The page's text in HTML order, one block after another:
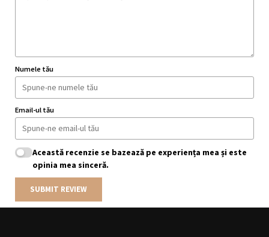
Numele tău
Email-ul tău
Această recenzie se bazează pe experiența mea și este
opinia mea sinceră.
SUBMIT REVIEW